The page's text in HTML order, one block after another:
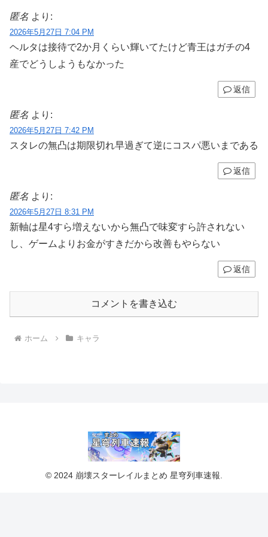
匿名 より:
2026年5月27日 7:04 PM
ヘルタは接待で2か月くらい輝いてたけど青王はガチの4
産でどうしようもなかった
返信
匿名 より:
2026年5月27日 7:42 PM
スタレの無凸は期限切れ早過ぎて逆にコスパ悪いまである
返信
匿名 より:
2026年5月27日 8:31 PM
新軸は星4すら増えないから無凸で味変すら許されない
し、ゲームよりお金がすきだから改善もやらない
返信
コメントを書き込む
ホーム キャラ
© 2024 崩壊スターレイルまとめ 星穹列車速報.